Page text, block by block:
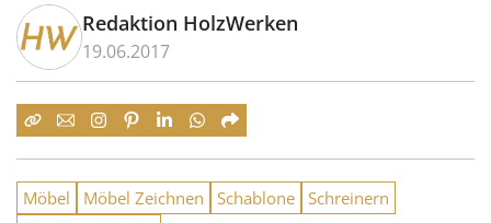
Redaktion HolzWerken
19.06.2017
Möbel Möbel Zeichnen Schablone Schreinern